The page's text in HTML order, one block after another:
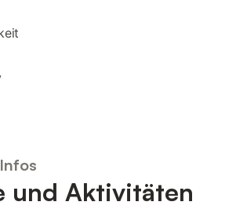
und Aktivitäten